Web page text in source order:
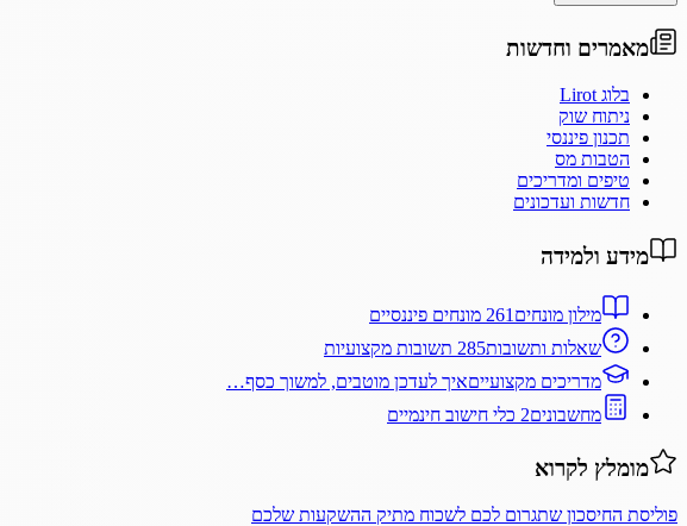
מאמרים וחדשות
בלוג Lirot
ניתוח שוק
תכנון פיננסי
הטבות מס
טיפים ומדריכים
חדשות ועדכונים
מידע ולמידה
מילון מונחים 261 מונחים פיננסיים
שאלות ותשובות285 תשובות מקצועיות
מדריכים מקצועייםאיך לעדכן מוטבים, למשוך כסף…
מחשבונים2 כלי חישוב חינמיים
מומלץ לקרוא
פוליסת החיסכון שתגרום לכם לשכוח מתיק ההשקעות שלכם